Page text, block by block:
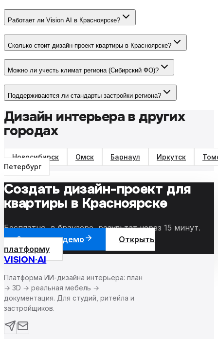
Работает ли Vision AI в Красноярске?
Сколько стоит дизайн-проект квартиры в Красноярске?
Можно ли учесть климат региона (Сибирский ФО)?
Поддерживаются ли стандарты застройки региона?
Дизайн интерьера в других
городах
Новосибирск Омск Барнаул Иркутск
Петербург
Создать дизайн-проект для
квартиры в Красноярске
Бесплатно, в браузере, результат через 15 минут.
Запросить демо
Открыть
платформу
VISION·AI
Платформа ИИ-дизайна интерьера: план
→ 3D → реальная мебель →
документация. Для студий, ритейла и
застройщиков.